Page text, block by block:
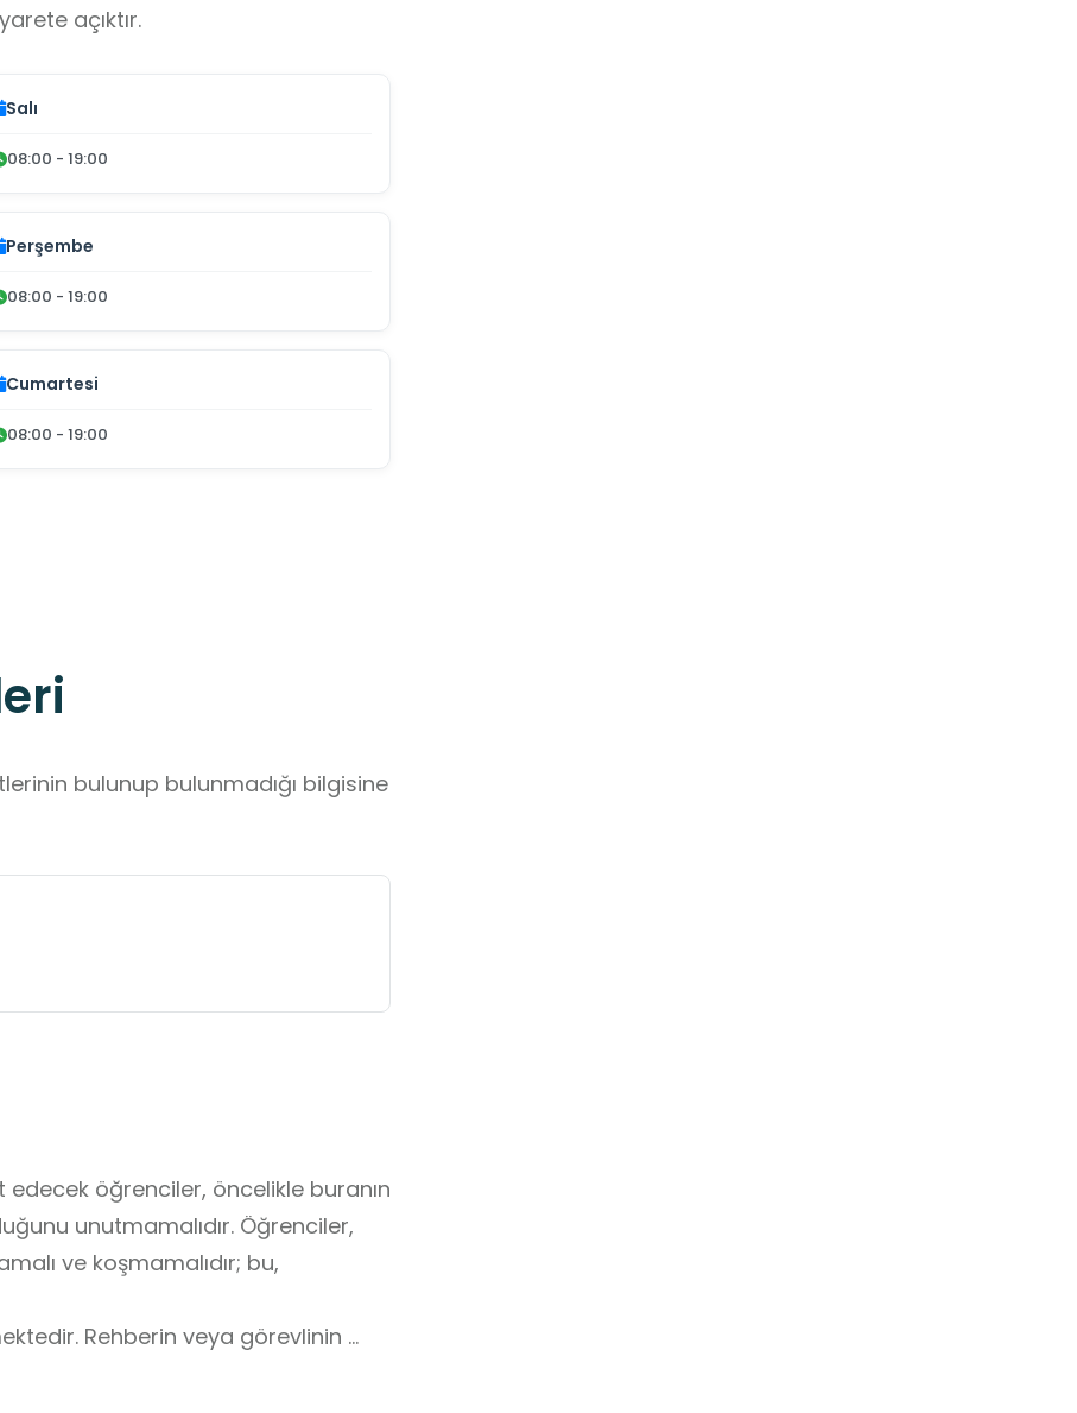
açıktır.
Salı
08:00 - 19:00
Perşembe
08:00 - 19:00
Cumartesi
08:00 - 19:00
bulunup bulunmadığı bilgisine
edecek öğrenciler, öncelikle buranın
unutmamalıdır. Öğrenciler,
ve koşmamalıdır; bu,
Rehberin veya görevlinin
ayrılmamak önemlidir.